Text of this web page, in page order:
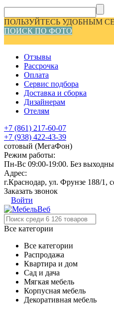
ПОЛЬЗУЙТЕСЬ УДОБНЫМ
ПОИСК ПО ФОТО
Отзывы
Рассрочка
Оплата
Сервис подбора
Доставка и сборка
Дизайнерам
Отелям
+7 (861) 217-60-07
+7 (938) 422-43-39
сотовый (МегаФон)
Режим работы:
Пн-Вс 09:00-19:00. Без
Адрес:
г.Краснодар, ул. Фрунзе 188/1,
Заказать звонок
Войти
Все категории
Все категории
Распродажа
Квартира и дом
Сад и дача
Мягкая мебель
Корпусная мебель
Декоративная мебель